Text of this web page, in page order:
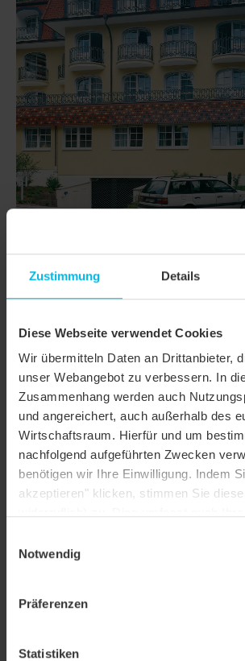
Zustimmung Details
Diese Webseite verwendet Cookies
Wir übermitteln Daten an Drittanbieter,
unser Webangebot zu verbessern. In
Zusammenhang werden auch
und angereichert, auch außerhalb des
Wirtschaftsraum. Hierfür und um
nachfolgend aufgeführten Zwecken
benötigen wir Ihre Einwilligung. Indem
akzeptieren" klicken, stimmen Sie
Einstellungen ändern oder die
Notwendig
Präferenzen
Statistiken
DETAILS
Produktfamilie Biberschwanzziegel
Produktgruppe Dachziegel
Objektart Öffentliches
Dachform Sonderform
Farbe rot glasiert
Oberfläche FINESSE
Objektstil